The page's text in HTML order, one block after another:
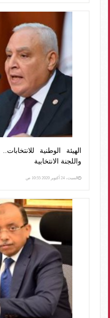
الهيئة الوطنية
واللجنة الانتخابية
السبت، 24 أكتوبر 2020 10:55 ص